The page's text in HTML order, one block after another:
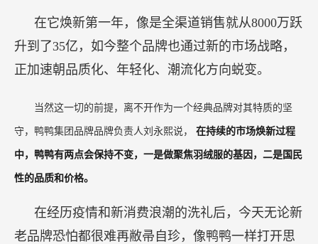
在它焕新第一年，像是全渠道销售就从8000万跃
升到了35亿，如今整个品牌也通过新的市场战略，
正加速朝品质化、年轻化、潮流化方向蜕变。
当然这一切的前提，离不开作为一个经典品牌对其特质的坚
守，鸭鸭集团品牌品牌负责人刘永熙说， 在持续的市场焕新过程
中，鸭鸭有两点会保持不变，一是做聚焦羽绒服的基因，二是国民
性的品质和价格。
在经历疫情和新消费浪潮的洗礼后，今天无论新
老品牌恐怕都很难再敝帚自珍，像鸭鸭一样打开思